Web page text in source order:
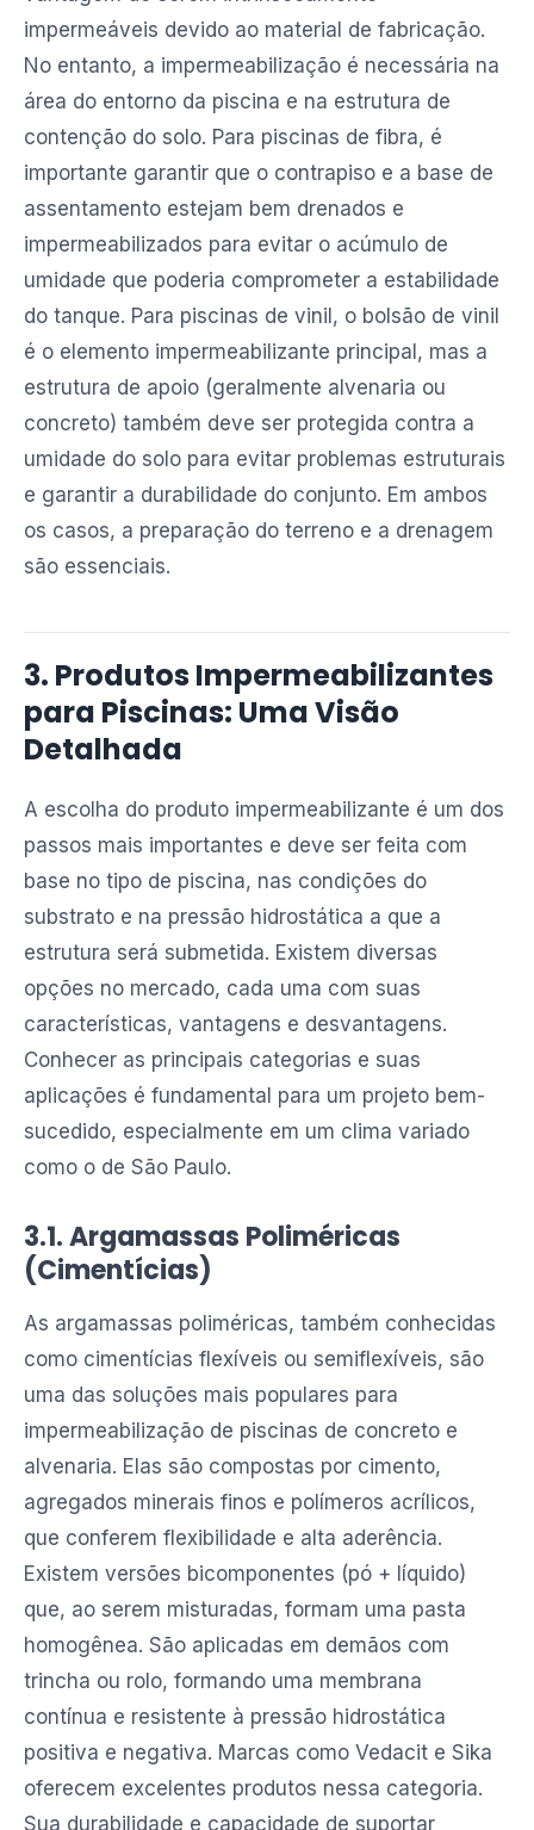
impermeáveis devido ao material de fabricação.
No entanto, a impermeabilização é necessária na
área do entorno da piscina e na estrutura de
contenção do solo. Para piscinas de fibra, é
importante garantir que o contrapiso e a base de
assentamento estejam bem drenados e
impermeabilizados para evitar o acúmulo de
umidade que poderia comprometer a estabilidade
do tanque. Para piscinas de vinil, o bolsão de vinil
é o elemento impermeabilizante principal, mas a
estrutura de apoio (geralmente alvenaria ou
concreto) também deve ser protegida contra a
umidade do solo para evitar problemas estruturais
e garantir a durabilidade do conjunto. Em ambos
os casos, a preparação do terreno e a drenagem
são essenciais.
3. Produtos Impermeabilizantes
para Piscinas: Uma Visão
Detalhada
A escolha do produto impermeabilizante é um dos
passos mais importantes e deve ser feita com
base no tipo de piscina, nas condições do
substrato e na pressão hidrostática a que a
estrutura será submetida. Existem diversas
opções no mercado, cada uma com suas
características, vantagens e desvantagens.
Conhecer as principais categorias e suas
aplicações é fundamental para um projeto bem-
sucedido, especialmente em um clima variado
como o de São Paulo.
3.1. Argamassas Poliméricas
(Cimentícias)
As argamassas poliméricas, também conhecidas
como cimentícias flexíveis ou semiflexíveis, são
uma das soluções mais populares para
impermeabilização de piscinas de concreto e
alvenaria. Elas são compostas por cimento,
agregados minerais finos e polímeros acrílicos,
que conferem flexibilidade e alta aderência.
Existem versões bicomponentes (pó + líquido)
que, ao serem misturadas, formam uma pasta
homogênea. São aplicadas em demãos com
trincha ou rolo, formando uma membrana
contínua e resistente à pressão hidrostática
positiva e negativa. Marcas como Vedacit e Sika
oferecem excelentes produtos nessa categoria.
Sua durabilidade e capacidade de suportar